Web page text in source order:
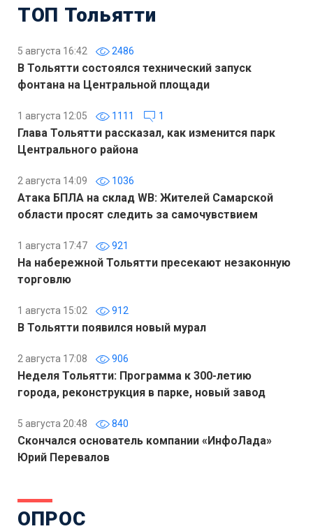
ТОП Тольятти
5 августа 16:42 2486
В Тольятти состоялся технический запуск
фонтана на Центральной площади
1 августа 12:05 1111 1
Глава Тольятти рассказал, как изменится парк
Центрального района
2 августа 14:09 1036
Атака БПЛА на склад WB: Жителей Самарской
области просят следить за самочувствием
1 августа 17:47 921
На набережной Тольятти пресекают незаконную
торговлю
1 августа 15:02 912
В Тольятти появился новый мурал
2 августа 17:08 906
Неделя Тольятти: Программа к 300-летию
города, реконструкция в парке, новый завод
5 августа 20:48 840
Скончался основатель компании «ИнфоЛада»
Юрий Перевалов
ОПРОС